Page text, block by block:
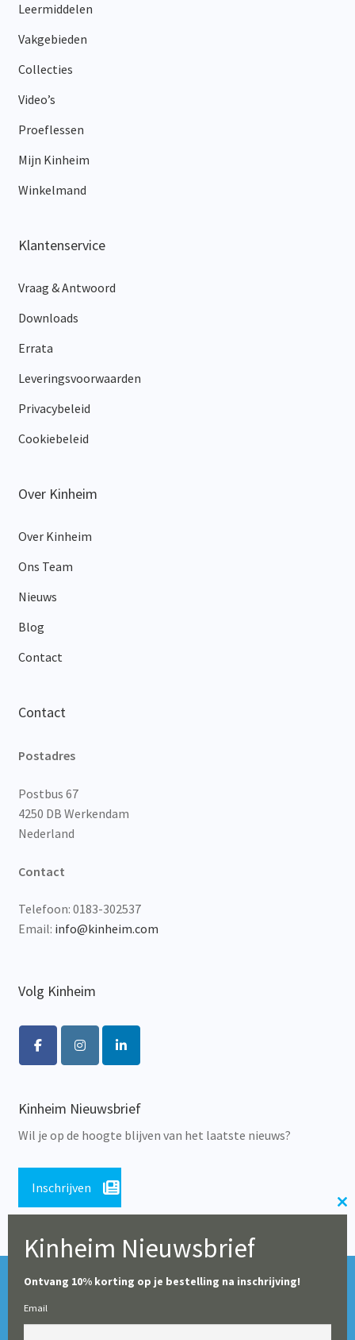
Leermiddelen
Vakgebieden
Collecties
Video’s
Proeflessen
Mijn Kinheim
Winkelmand
Klantenservice
Vraag & Antwoord
Downloads
Errata
Leveringsvoorwaarden
Privacybeleid
Cookiebeleid
Over Kinheim
Over Kinheim
Ons Team
Nieuws
Blog
Contact
Contact
Postadres
Postbus 67
4250 DB Werkendam
Nederland
Contact
Telefoon: 0183-302537
Email: info@kinheim.com
Volg Kinheim
Kinheim Nieuwsbrief
Wil je op de hoogte blijven van het laatste nieuws?
Inschrijven
© Alle rechten voorbehouden 2026 | Educatieve Uitgeverij
Tijdens de zomerperiode blijft onze webshop geopend,
Kinheim Nieuwsbrief
Ontvang 10% korting op je bestelling na inschrijving!
Email